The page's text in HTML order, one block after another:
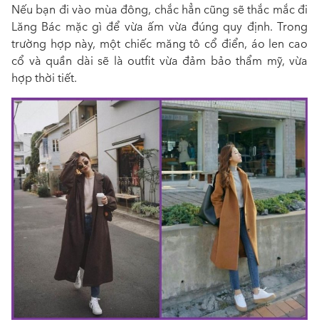
Nếu bạn đi vào mùa đông, chắc hẳn cũng sẽ thắc mắc đi
Lăng Bác mặc gì để vừa ấm vừa đúng quy định. Trong
trường hợp này, một chiếc măng tô cổ điển, áo len cao
cổ và quần dài sẽ là outfit vừa đảm bảo thẩm mỹ, vừa
hợp thời tiết.